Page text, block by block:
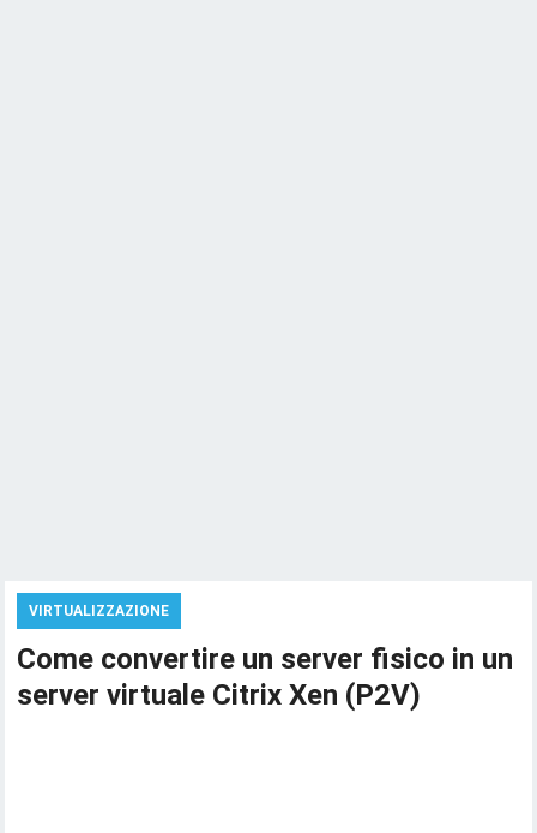
VIRTUALIZZAZIONE
Come convertire un server fisico in un
server virtuale Citrix Xen (P2V)